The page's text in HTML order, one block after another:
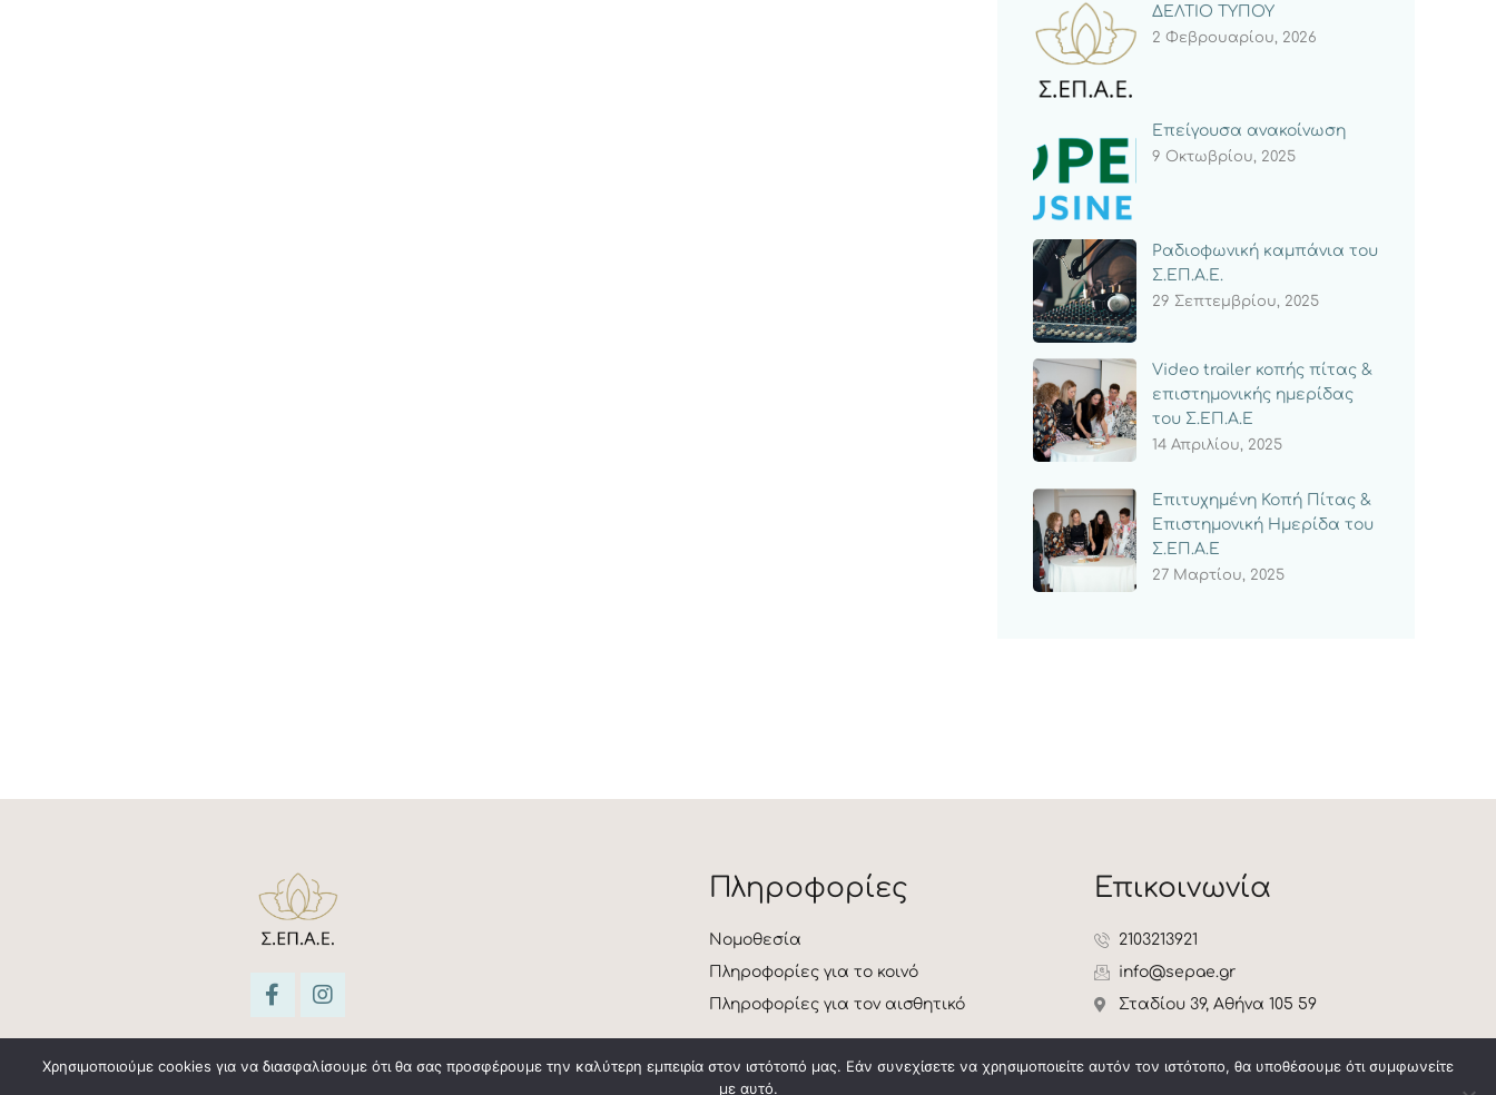
ΔΕΛΤΙΟ ΤΥΠΟΥ
2 Φεβρουαρίου, 2026
Επείγουσα ανακοίνωση
9 Οκτωβρίου, 2025
Ραδιοφωνική καμπάνια του
Σ.ΕΠ.Α.Ε.
29 Σεπτεμβρίου, 2025
Video trailer κοπής πίτας &
επιστημονικής ημερίδας
του Σ.ΕΠ.Α.Ε
14 Απριλίου, 2025
Επιτυχημένη Κοπή Πίτας &
Επιστημονική Ημερίδα του
Σ.ΕΠ.Α.Ε
27 Μαρτίου, 2025
Πληροφορίες
Νομοθεσία
Πληροφορίες για το κοινό
Πληροφορίες για τον αισθητικό
Επικοινωνία
2103213921
info@sepae.gr
Σταδίου 39, Αθήνα 105 59
Χρησιμοποιούμε cookies για να διασφαλίσουμε ότι θα σας προσφέρουμε την καλύτερη εμπειρία στον ιστότοπό μας. Εάν συνεχίσετε να χρησιμοποιείτε αυτόν τον ιστότοπο, θα υποθέσουμε ότι συμφωνείτε
με αυτό.